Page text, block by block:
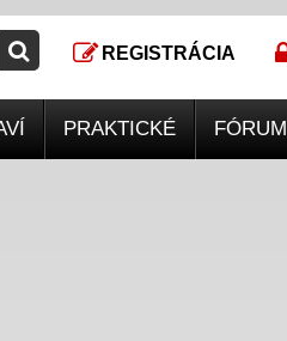
REGISTRÁCIA
PRAKTICKÉ FÓRUM